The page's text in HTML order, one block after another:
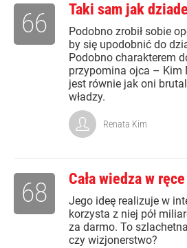
Taki sam jak
Podobno zrobił sobie
by się upodobnić do
Podobno charakterem
przypomina ojca – Kim
jest równie jak oni
władzy.
66
Renata Kim
Cała wiedza w
Jego ideę realizuje w
korzysta z niej pół
za darmo. To
czy wizjonerstwo?
68